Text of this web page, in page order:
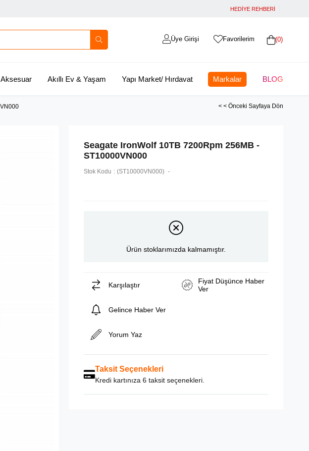
HEDİYE REHBERİ
0
Favorilerim
Üye Girişi
Akıllı Ev & Yaşam Yapı Market/ Hırdavat Markalar BLOG
< < Önceki Sayfaya Dön
Seagate IronWolf 10TB 7200Rpm 256MB -
ST10000VN000
Stok Kodu (ST10000VN000)
Ürün stoklarımızda kalmamıştır.
Karşılaştır
Fiyat Düşünce Haber
Ver
Gelince Haber Ver
Yorum Yaz
Taksit Seçenekleri
Kredi kartınıza 6 taksit seçenekleri.